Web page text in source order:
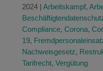
2024| Arbeitskampf,
Compliance, Corona,
19,
Nachweisgesetz,
Tarifrecht, Vergütung